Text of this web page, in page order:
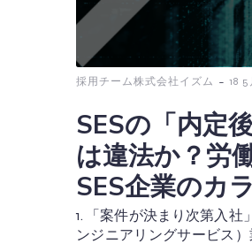
採用チーム株式会社イズム - 18
SESの「内定
は違法か？労
SES企業のカ
1. 「案件が決まり次第入社
ンジニアリングサービス